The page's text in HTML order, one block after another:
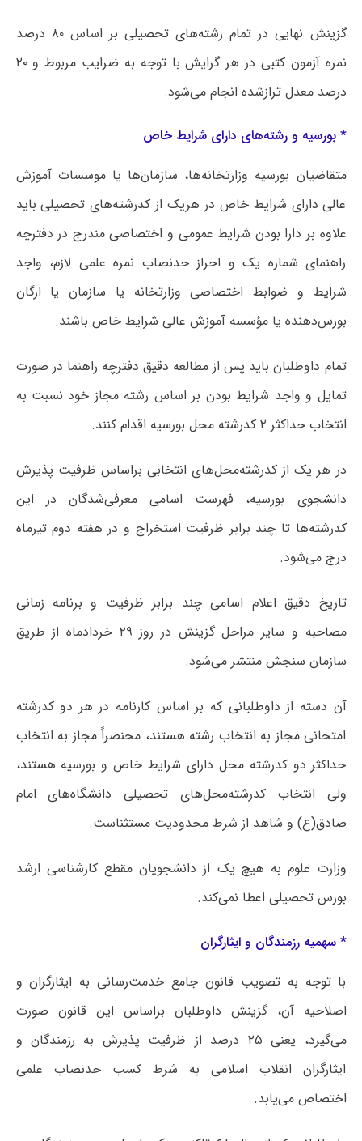
گزینش نهایی در تمام رشته‌های تحصیلی بر اساس ۸۰ درصد
نمره آزمون کتبی در هر گرایش با توجه به ضرایب مربوط و ۲۰
درصد معدل ترازشده انجام می‌شود.
* بورسیه و رشته‌های دارای شرایط خاص
متقاضیان بورسیه وزارتخانه‌ها، سازمان‌ها یا موسسات آموزش
عالی دارای شرایط خاص در هریک از کدرشته‌های تحصیلی باید
علاوه بر دارا بودن شرایط عمومی و اختصاصی مندرج در دفترچه
راهنمای شماره یک و احراز حدنصاب نمره علمی لازم، واجد
شرایط و ضوابط اختصاصی وزارتخانه یا سازمان یا ارگان
بورس‌دهنده یا مؤسسه آموزش عالی شرایط خاص باشند.
تمام داوطلبان باید پس از مطالعه دقیق دفترچه راهنما در صورت
تمایل و واجد شرایط بودن بر اساس رشته مجاز خود نسبت به
انتخاب حداکثر ۲ کدرشته محل بورسیه اقدام کنند.
در هر یک از کدرشته‌محل‌های انتخابی براساس ظرفیت پذیرش
دانشجوی بورسیه، فهرست اسامی معرفی‌شدگان در این
کدرشته‌ها تا چند برابر ظرفیت استخراج و در هفته دوم تیرماه
درج می‌شود.
تاریخ دقیق اعلام اسامی چند برابر ظرفیت و برنامه زمانی
مصاحبه و سایر مراحل گزینش در روز ۲۹ خردادماه از طریق
سازمان سنجش منتشر می‌شود.
آن دسته از داوطلبانی که بر اساس کارنامه در هر دو کدرشته
امتحانی مجاز به انتخاب رشته هستند، محنصراً مجاز به انتخاب
حداکثر دو کدرشته محل دارای شرایط خاص و بورسیه هستند،
ولی انتخاب کدرشته‌محل‌های تحصیلی دانشگاه‌های امام
صادق(ع) و شاهد از شرط محدودیت مستثناست.
وزارت علوم به هیچ یک از دانشجویان مقطع کارشناسی ارشد
بورس تحصیلی اعطا نمی‌کند.
* سهمیه رزمندگان و ایثارگران
با توجه به تصویب قانون جامع خدمت‌رسانی به ایثارگران و
اصلاحیه آن، گزینش داوطلبان براساس این قانون صورت
می‌گیرد، یعنی ۲۵ درصد از ظرفیت پذیرش به رزمندگان و
ایثارگران انقلاب اسلامی به شرط کسب حدنصاب علمی
اختصاص می‌یابد.